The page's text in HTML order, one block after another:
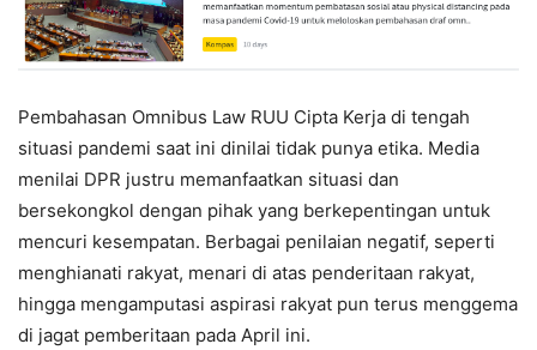
Pembahasan Omnibus Law RUU Cipta Kerja di tengah
situasi pandemi saat ini dinilai tidak punya etika. Media
menilai DPR justru memanfaatkan situasi dan
bersekongkol dengan pihak yang berkepentingan untuk
mencuri kesempatan. Berbagai penilaian negatif, seperti
menghianati rakyat, menari di atas penderitaan rakyat,
hingga mengamputasi aspirasi rakyat pun terus menggema
di jagat pemberitaan pada April ini.